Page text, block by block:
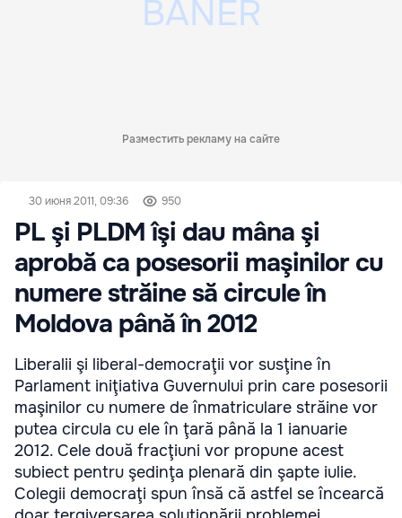
Разместить рекламу на сайте
30 июня 2011, 09:36 950
PL şi PLDM îşi dau mâna şi
aprobă ca posesorii maşinilor cu
numere străine să circule în
Moldova până în 2012
Liberalii şi liberal-democraţii vor susţine în
Parlament iniţiativa Guvernului prin care posesorii
maşinilor cu numere de înmatriculare străine vor
putea circula cu ele în ţară până la 1 ianuarie
2012. Cele două fracţiuni vor propune acest
subiect pentru şedinţa plenară din şapte iulie.
Colegii democraţi spun însă că astfel se încearcă